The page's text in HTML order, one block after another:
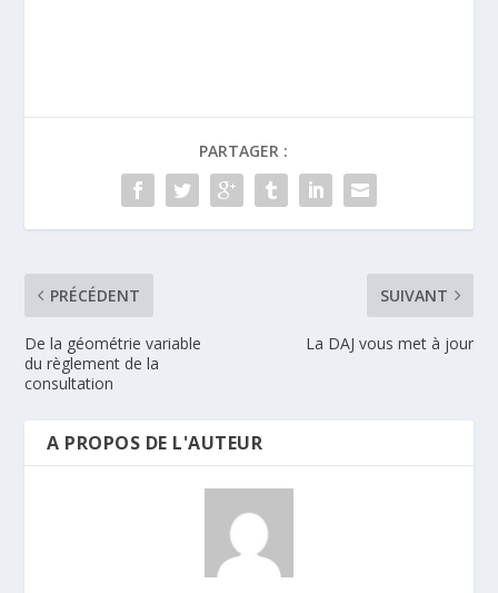
PARTAGER :
PRÉCÉDENT
De la géométrie variable
du règlement de la
consultation
SUIVANT
La DAJ vous met à jour
A PROPOS DE L'AUTEUR